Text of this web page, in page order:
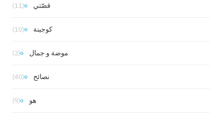
قصّتي (11)
كوجينة (10)
موضة و جمال (2)
نصائح (40)
هو (9)